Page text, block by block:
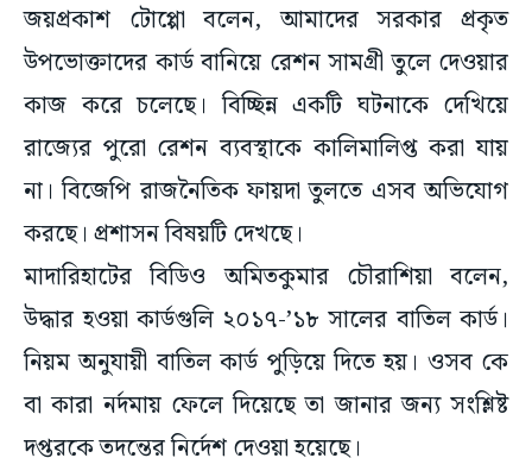
জয়প্রকাশ টোপ্পো বলেন, আমাদের সরকার প্রকৃত
উপভোক্তাদের কার্ড বানিয়ে রেশন সামগ্রী তুলে দেওয়ার
কাজ করে চলেছে। বিচ্ছিন্ন একটি ঘটনাকে দেখিয়ে
রাজ্যের পুরো রেশন ব্যবস্থাকে কালিমালিপ্ত করা যায়
না। বিজেপি রাজনৈতিক ফায়দা তুলতে এসব অভিযোগ
করছে। প্রশাসন বিষয়টি দেখছে।
মাদারিহাটের বিডিও অমিতকুমার চৌরাশিয়া বলেন,
উদ্ধার হওয়া কার্ডগুলি ২০১৭-’১৮ সালের বাতিল কার্ড।
নিয়ম অনুযায়ী বাতিল কার্ড পুড়িয়ে দিতে হয়। ওসব কে
বা কারা নর্দমায় ফেলে দিয়েছে তা জানার জন্য সংশ্লিষ্ট
দপ্তরকে তদন্তের নির্দেশ দেওয়া হয়েছে।